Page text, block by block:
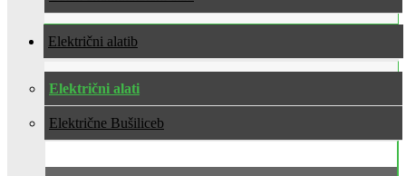
Električni alati
Električni alati
Električne Bušilice